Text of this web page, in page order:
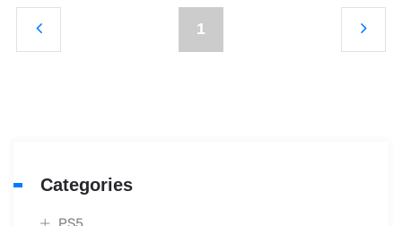
1
Categories